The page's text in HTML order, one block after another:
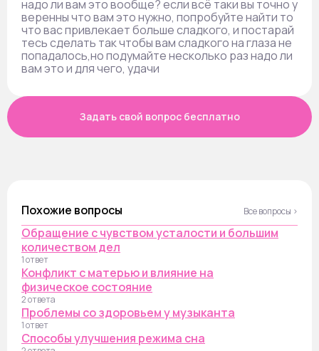
надо ли вам это вообще? если всё таки вы точно у
веренны что вам это нужно, попробуйте найти то
что вас привлекает больше сладкого, и постарай
тесь сделать так чтобы вам сладкого на глаза не
попадалось,но подумайте несколько раз надо ли
вам это и для чего, удачи
Задать свой вопрос бесплатно
Похожие вопросы Все вопросы ›
Обращение с чувством усталости и большим
количеством дел
1 ответ
Конфликт с матерью и влияние на
физическое состояние
2 ответа
Проблемы со здоровьем у музыканта
1 ответ
Способы улучшения режима сна